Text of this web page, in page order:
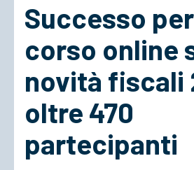
Cosa Facciamo
Successo
corso online
novità fiscali
oltre 470
partecipanti